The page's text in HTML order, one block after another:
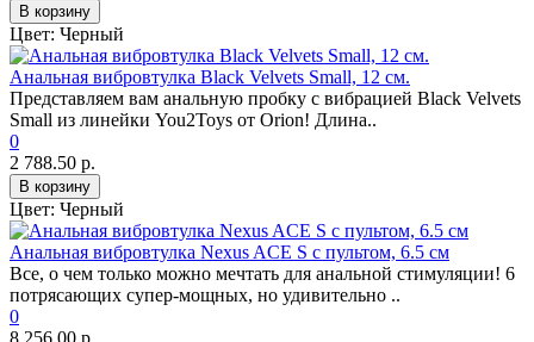
В корзину
Цвет: Черный
Анальная вибровтулка Black Velvets Small, 12 см.
Представляем вам анальную пробку с вибрацией Black Velvets
Small из линейки You2Toys от Orion! Длина..
0
2 788.50 р.
В корзину
Цвет: Черный
Анальная вибровтулка Nexus ACE S с пультом, 6.5 см
Все, о чем только можно мечтать для анальной стимуляции! 6
потрясающих супер-мощных, но удивительно ..
0
8 256.00 р.